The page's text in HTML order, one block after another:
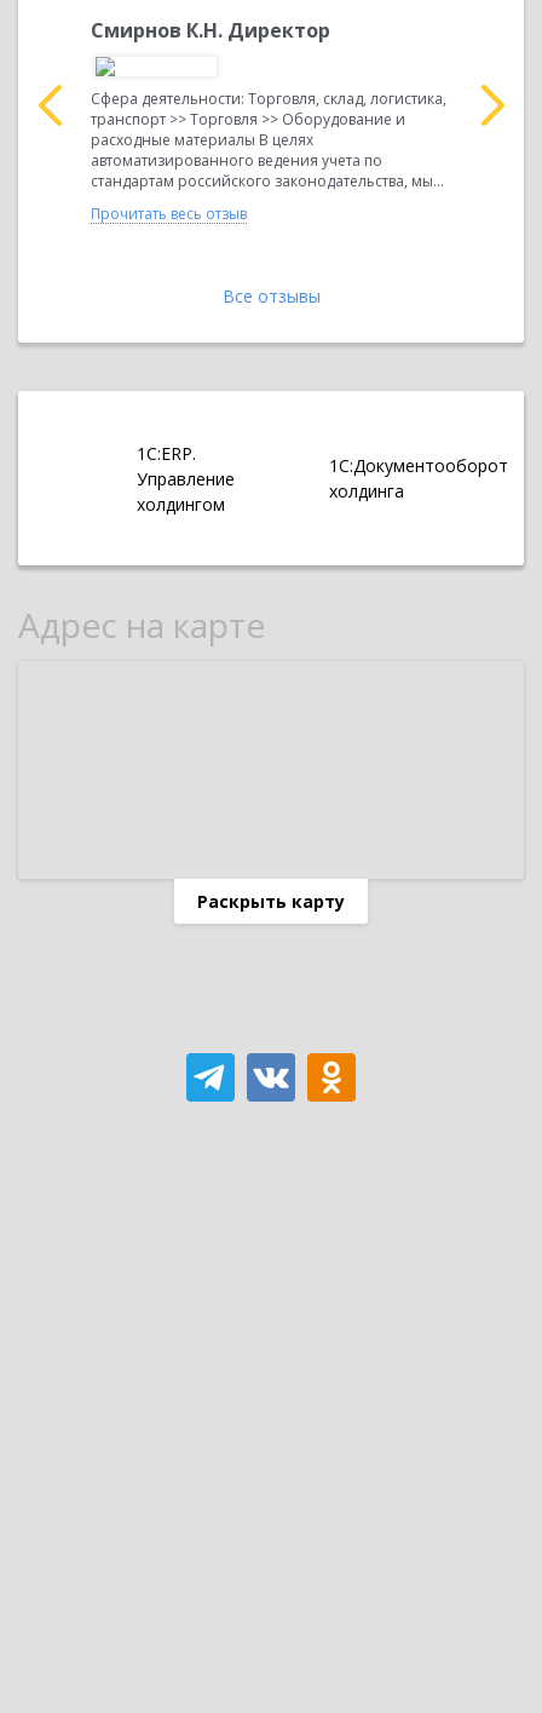
по
Смирнов К.Н. Директор
Сфера деятельности: Торговля, склад, логистика,
транспорт >> Торговля >> Оборудование и
расходные материалы В целях
автоматизированного ведения учета по
стандартам российского законодательства, мы...
Прочитать весь отзыв
Сфера
Все отзывы
1С:ERP.
Управление
холдингом
1С:Документооборот
холдинга
Адрес на карте
Раскрыть карту